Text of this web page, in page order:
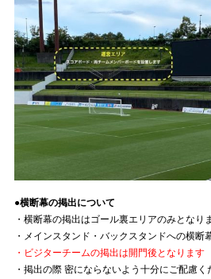
●横断幕の掲出について
・横断幕の掲出はゴール裏エリアのみとなり
・メインスタンド・バックスタンドへの横断
・ビジターチームの掲出は開門後となります
・掲出の際 密にならないよう十分にご配慮く